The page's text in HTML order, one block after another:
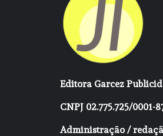
Editora Garcez
CNPJ 02.775.725/0001-
Administração /